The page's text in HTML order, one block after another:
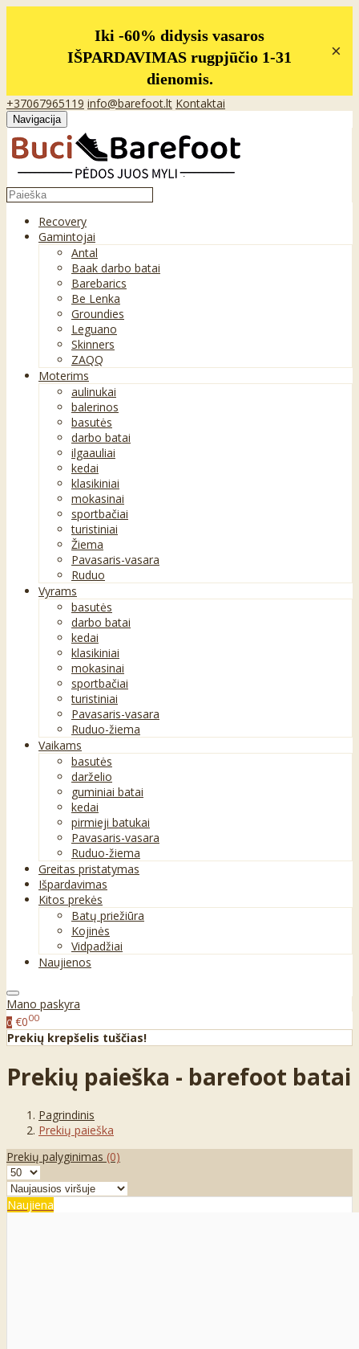
Iki -60% didysis vasaros
IŠPARDAVIMAS rugpjūčio 1-31
dienomis.
×
+37067965119 info@barefoot.lt Kontaktai
Navigacija
Recovery
Gamintojai
Antal
Baak darbo batai
Barebarics
Be Lenka
Groundies
Leguano
Skinners
ZAQQ
Moterims
aulinukai
balerinos
basutės
darbo batai
ilgaauliai
kedai
klasikiniai
mokasinai
sportbačiai
turistiniai
Žiema
Pavasaris-vasara
Ruduo
Vyrams
basutės
darbo batai
kedai
klasikiniai
mokasinai
sportbačiai
turistiniai
Pavasaris-vasara
Ruduo-žiema
Vaikams
basutės
darželio
guminiai batai
kedai
pirmieji batukai
Pavasaris-vasara
Ruduo-žiema
Greitas pristatymas
Išpardavimas
Kitos prekės
Batų priežiūra
Kojinės
Vidpadžiai
Naujienos
Mano paskyra
0 €000
Prekių krepšelis tuščias!
Prekių paieška - barefoot batai
Pagrindinis
Prekių paieška
Prekių palyginimas (0)
Naujiena